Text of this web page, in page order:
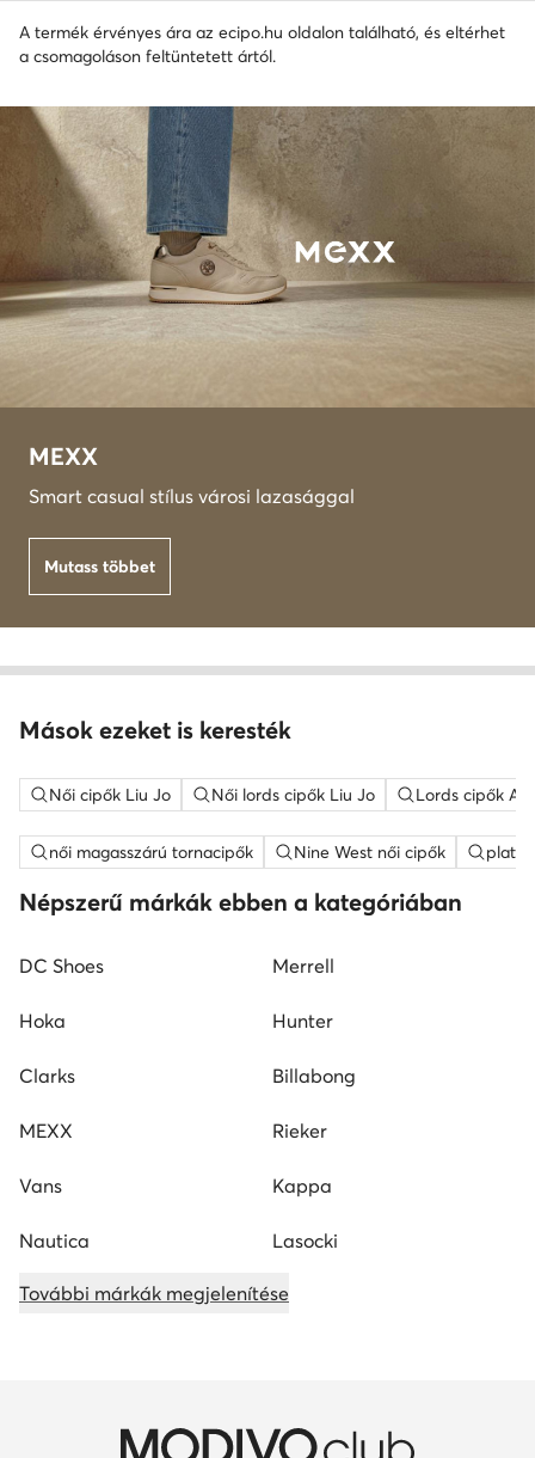
A termék érvényes ára az ecipo.hu oldalon található, és eltérhet
a csomagoláson feltüntetett ártól.
MEXX
Smart casual stílus városi lazasággal
Mutass többet
Mások ezeket is keresték
Női cipők Liu Jo Női lords cipők Liu Jo Lords cipők
női magasszárú tornacipők Nine West női cipők
Népszerű márkák ebben a kategóriában
DC Shoes Merrell
Hoka Hunter
Clarks Billabong
MEXX Rieker
Vans Kappa
Nautica Lasocki
További márkák megjelenítése